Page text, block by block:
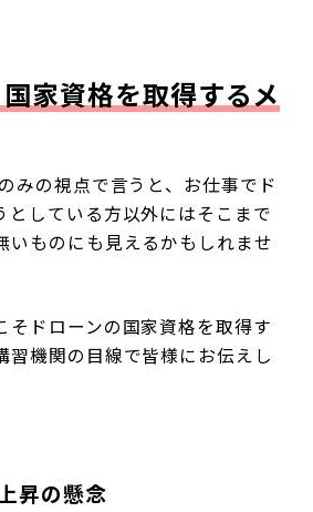
家資格を取得するメ
みの視点で言うと、お仕事でド
としている方以外にはそこまで
いものにも見えるかもしれませ
そドローンの国家資格を取得す
習機関の目線で皆様にお伝えし
昇の懸念